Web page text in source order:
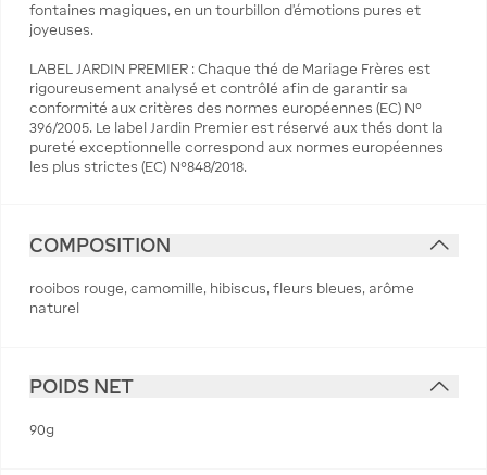
fontaines magiques, en un tourbillon d’émotions pures et
joyeuses.
LABEL JARDIN PREMIER : Chaque thé de Mariage Frères est
rigoureusement analysé et contrôlé afin de garantir sa
conformité aux critères des normes européennes (EC) N°
396/2005. Le label Jardin Premier est réservé aux thés dont la
pureté exceptionnelle correspond aux normes européennes
les plus strictes (EC) N°848/2018.
COMPOSITION
rooibos rouge, camomille, hibiscus, fleurs bleues, arôme
naturel
POIDS NET
90g